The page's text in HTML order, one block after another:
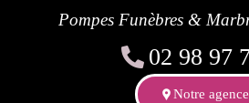
Pompes Funèbres &
02 98 97
Notre agence